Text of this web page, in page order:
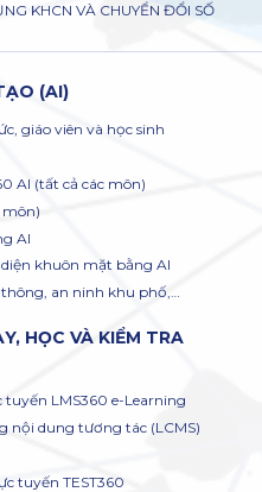
KHCN VÀ CHUYỂN ĐỔI SỐ
(AI)
giáo viên và học sinh
AI (tất cả các môn)
môn)
AI
khuôn mặt bằng AI
an ninh khu phố,…
HỌC VÀ KIỂM TRA
LMS360 e-Learning
nội dung tương tác (LCMS)
tuyến TEST360